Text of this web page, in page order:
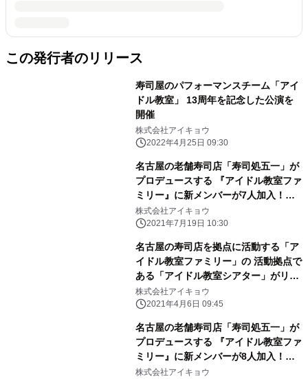
この発行者のリリース
寿司屋のパフォーマンスチーム「アイ
ドル教室」 13周年を記念した公演を
開催
株式会社アイキョウ
2022年4月25日 09:30
名古屋の老舗寿司店「寿司処五一」が
プロデュースする 『アイドル教室ファ
ミリー』に新メンバーが7人加入！
「10代目寿司ドルJr」として活動をス
タート
株式会社アイキョウ
2021年7月19日 10:30
名古屋の寿司店を拠点に活動する「ア
イドル教室ファミリー」の 活動拠点で
ある「アイドル教室シアター」がリニ
ューアル！ 2021年5月2日よりアイド
ル教室ファミリーは新体制
株式会社アイキョウ
2021年4月6日 09:45
名古屋の老舗寿司店「寿司処五一」が
プロデュースする 『アイドル教室ファ
ミリー』に新メンバーが8人加入！
「9代目寿司ドルJr」として活動をス
株式会社アイキョウ